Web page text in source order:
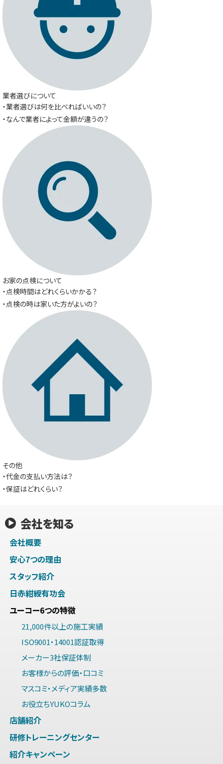
業者選びについて
・業者選びは何を比べればいいの？
・なんで業者によって金額が違うの？
お家の点検について
・点検時間はどれくらいかかる？
・点検の時は家いた方がよいの？
その他
・代金の支払い方法は？
・保証はどれくらい？
会社を知る
会社概要
安心7つの理由
スタッフ紹介
日赤紺綬有功会
ユーコー6つの特徴
21,000件以上の施工実績
ISO9001・14001認証取得
メーカー3社保証体制
お客様からの評価・口コミ
マスコミ・メディア実績多数
お役立ちYUKOコラム
店舗紹介
研修トレーニングセンター
紹介キャンペーン